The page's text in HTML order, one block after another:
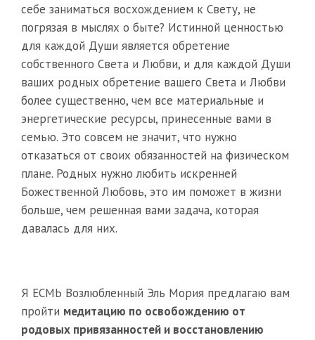
себе заниматься восхождением к Свету, не
погрязая в мыслях о быте? Истинной ценностью
для каждой Души является обретение
собственного Света и Любви, и для каждой Души
ваших родных обретение вашего Света и Любви
более существенно, чем все материальные и
энергетические ресурсы, принесенные вами в
семью. Это совсем не значит, что нужно
отказаться от своих обязанностей на физическом
плане. Родных нужно любить искренней
Божественной Любовь, это им поможет в жизни
больше, чем решенная вами задача, которая
давалась для них.
Я ЕСМЬ Возлюбленный Эль Мория предлагаю вам
пройти медитацию по освобождению от
родовых привязанностей и восстановлению